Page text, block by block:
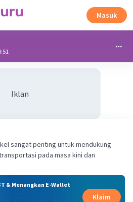
Masuk
Iklan
sangat penting untuk mendukung
pada masa kini dan
& Menangkan E-Wallet
Klaim